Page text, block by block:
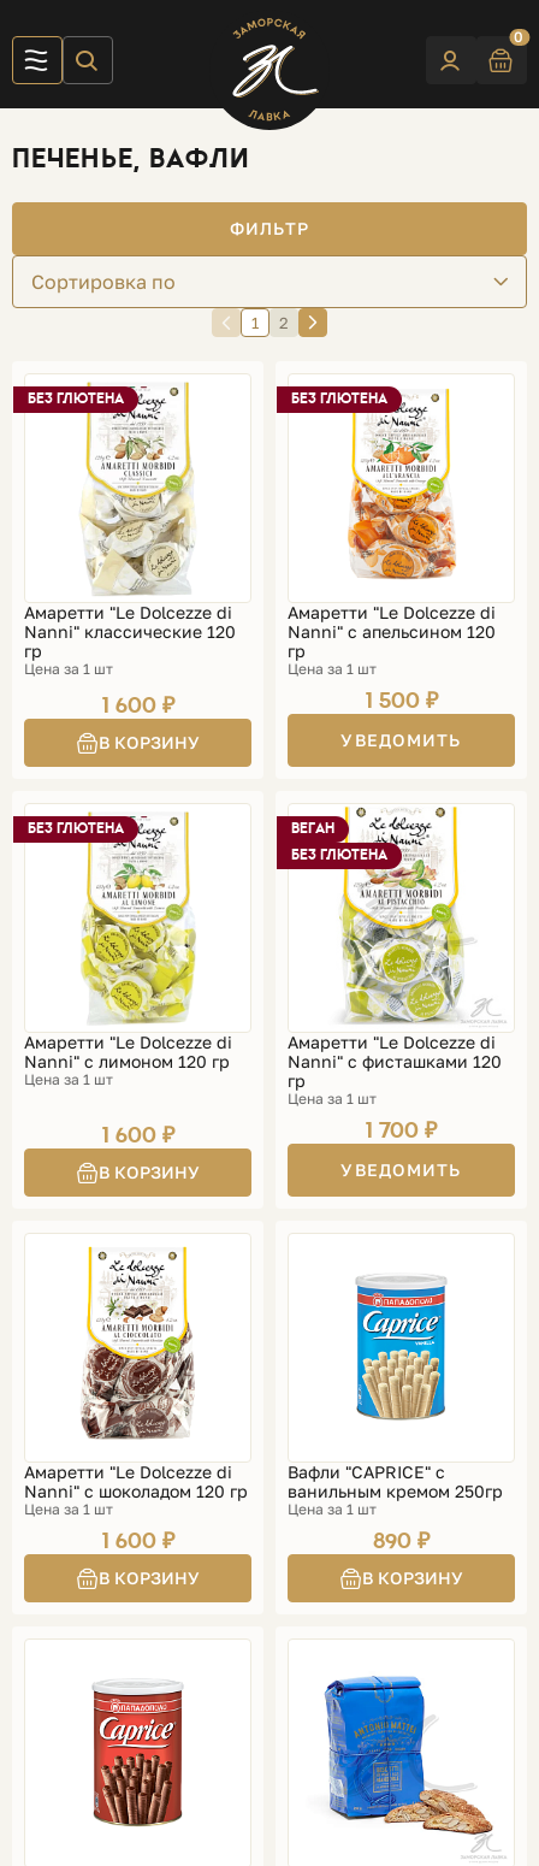
0
ПЕЧЕНЬЕ, ВАФЛИ
ФИЛЬТР
Сортировка по
1 2
БЕЗ ГЛЮТЕНА
Амаретти "Le Dolcezze di
Nanni" классические 120
гр
Цена за 1 шт
1 600 ₽
БЕЗ ГЛЮТЕНА
Амаретти "Le Dolcezze di
Nanni" с апельсином 120
гр
Цена за 1 шт
1 500 ₽
УВЕДОМИТЬ
БЕЗ ГЛЮТЕНА
Амаретти "Le Dolcezze di
Nanni" с лимоном 120 гр
Цена за 1 шт
1 600 ₽
ВЕГАН
БЕЗ ГЛЮТЕНА
Амаретти "Le Dolcezze di
Nanni" с фисташками 120
гр
Цена за 1 шт
1 700 ₽
УВЕДОМИТЬ
Амаретти "Le Dolcezze di
Nanni" с шоколадом 120 гр
Цена за 1 шт
1 600 ₽
Вафли "CAPRICE" с
ванильным кремом 250гр
Цена за 1 шт
890 ₽